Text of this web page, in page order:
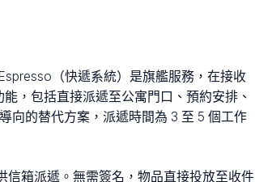
（快遞系統）是旗艦服務，在接收
，包括直接派遞至公寓門口、預約安排、
向的替代方案，派遞時間為 3 至 5 個工作
箱派遞。無需簽名，物品直接投放至收件